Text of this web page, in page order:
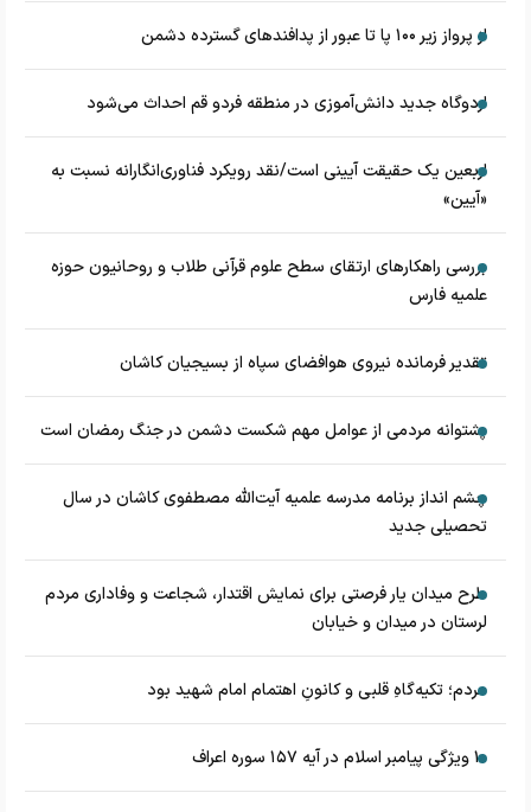
از پرواز زیر ۱۰۰ پا تا عبور از پدافند‌های گسترده دشمن
اردوگاه جدید دانش‌آموزی در منطقه فردو قم احداث می‌شود
اربعین یک حقیقت آیینی است/نقد رویکرد فناوری‌انگارانه نسبت به
«آیین»
بررسی راهکارهای ارتقای سطح علوم قرآنی طلاب و روحانیون حوزه
علمیه فارس
تقدیر فرمانده نیروی هوافضای سپاه از بسیجیان کاشان
پشتوانه مردمی از عوامل مهم شکست دشمن در جنگ رمضان است
چشم‌ انداز برنامه مدرسه علمیه آیت‌الله مصطفوی کاشان در سال
تحصیلی جدید
طرح میدان یار فرصتی برای نمایش اقتدار، شجاعت و وفاداری مردم
لرستان در میدان و خیابان
مردم؛ تکیه‌گاهِ قلبی و کانونِ اهتمام امام شهید بود
۱۰ ویژگی پیامبر اسلام در آیه ۱۵۷ سوره اعراف